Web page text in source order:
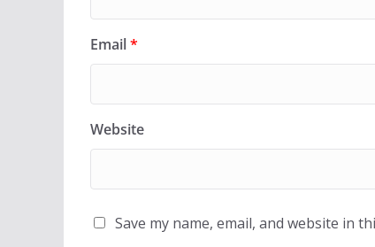
Email*
Website
Save my name, email, and website in